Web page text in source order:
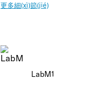
350rpm
更多細(xì)節(jié)
LabM1